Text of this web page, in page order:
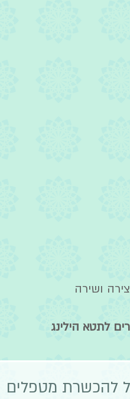
ושירה
לתטא הילינג
להכשרת מטפלים